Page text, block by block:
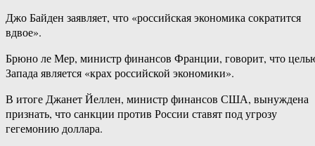
Джо Байден заявляет, что «российская экономика сократится
вдвое».
Брюно ле Мер, министр финансов Франции, говорит, что
Запада является «крах российской экономики».
В итоге Джанет Йеллен, министр финансов США, вынуждена
признать, что санкции против России ставят под угрозу
гегемонию доллара.